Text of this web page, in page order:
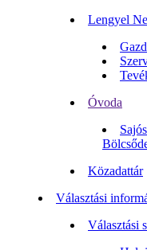
Lengyel
Óvoda
Közadattár
Választási
Választási